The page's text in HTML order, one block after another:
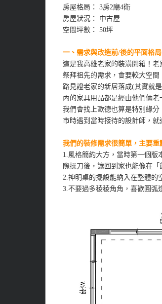
房屋格局： 3房2廰4衛
房屋狀況： 中古屋
空間坪數： 50坪
一、需求與改造前/後的平面格局
這是我高雄老家的裝潢開箱！
祭拜祖先的需求，會要較大空
路見證老家的新居落成(其實就
內的家具用品都是經由他們倆
我們會找上歐德也算是特別緣
市時遇到當時接待的設計師，
我們的裝修需求很簡單，主要重
1.風格簡約大方，當時第一個
際操刀後，讓回到家也能像在「
2.神明桌的擺設能納入在整體的
3.不要過多稜稜角角，喜歡圓弧